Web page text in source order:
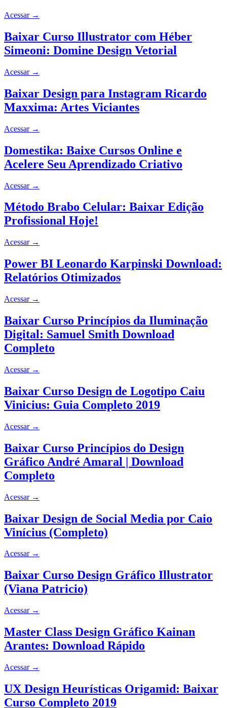
Acessar →
Baixar Curso Illustrator com Héber
Simeoni: Domine Design Vetorial
Acessar →
Baixar Design para Instagram Ricardo
Maxxima: Artes Viciantes
Acessar →
Domestika: Baixe Cursos Online e
Acelere Seu Aprendizado Criativo
Acessar →
Método Brabo Celular: Baixar Edição
Profissional Hoje!
Acessar →
Power BI Leonardo Karpinski Download:
Relatórios Otimizados
Acessar →
Baixar Curso Princípios da Iluminação
Digital: Samuel Smith Download
Completo
Acessar →
Baixar Curso Design de Logotipo Caiu
Vinicius: Guia Completo 2019
Acessar →
Baixar Curso Princípios do Design
Gráfico André Amaral | Download
Completo
Acessar →
Baixar Design de Social Media por Caio
Vinícius (Completo)
Acessar →
Baixar Curso Design Gráfico Illustrator
(Viana Patricio)
Acessar →
Master Class Design Gráfico Kainan
Arantes: Download Rápido
Acessar →
UX Design Heurísticas Origamid: Baixar
Curso Completo 2019